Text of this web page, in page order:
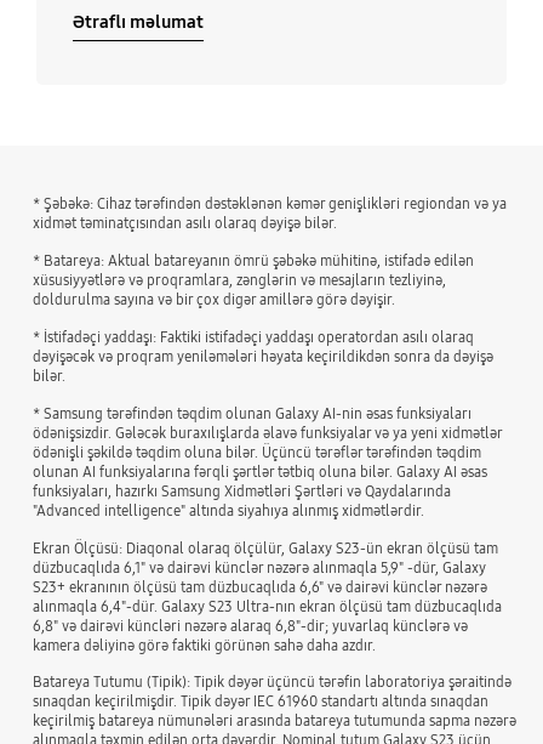
Ətraflı məlumat
* Şəbəkə: Cihaz tərəfindən dəstəklənən kəmər genişlikləri regiondan və ya
xidmət təminatçısından asılı olaraq dəyişə bilər.
* Batareya: Aktual batareyanın ömrü şəbəkə mühitinə, istifadə edilən
xüsusiyyətlərə və proqramlara, zənglərin və mesajların tezliyinə,
doldurulma sayına və bir çox digər amillərə görə dəyişir.
* İstifadəçi yaddaşı: Faktiki istifadəçi yaddaşı operatordan asılı olaraq
dəyişəcək və proqram yeniləmələri həyata keçirildikdən sonra da dəyişə
bilər.
* Samsung tərəfindən təqdim olunan Galaxy AI-nin əsas funksiyaları
ödənişsizdir. Gələcək buraxılışlarda əlavə funksiyalar və ya yeni xidmətlər
ödənişli şəkildə təqdim oluna bilər. Üçüncü tərəflər tərəfindən təqdim
olunan AI funksiyalarına fərqli şərtlər tətbiq oluna bilər. Galaxy AI əsas
funksiyaları, hazırkı Samsung Xidmətləri Şərtləri və Qaydalarında
"Advanced intelligence" altında siyahıya alınmış xidmətlərdir.
Ekran Ölçüsü: Diaqonal olaraq ölçülür, Galaxy S23-ün ekran ölçüsü tam
düzbucaqlıda 6,1" və dairəvi künclər nəzərə alınmaqla 5,9" -dür, Galaxy
S23+ ekranının ölçüsü tam düzbucaqlıda 6,6" və dairəvi künclər nəzərə
alınmaqla 6,4"-dür. Galaxy S23 Ultra-nın ekran ölçüsü tam düzbucaqlıda
6,8" və dairəvi küncləri nəzərə alaraq 6,8"-dir; yuvarlaq künclərə və
kamera dəliyinə görə faktiki görünən sahə daha azdır.
Batareya Tutumu (Tipik): Tipik dəyər üçüncü tərəfin laboratoriya şəraitində
sınaqdan keçirilmişdir. Tipik dəyər IEC 61960 standartı altında sınaqdan
keçirilmiş batareya nümunələri arasında batareya tutumunda sapma nəzərə
alınmaqla təxmin edilən orta dəyərdir. Nominal tutum Galaxy S23 üçün